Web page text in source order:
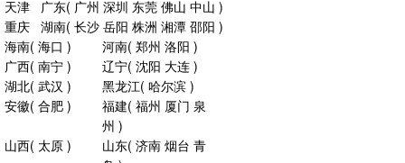
天津
广东( 广州 深圳 东莞 佛山 中山 )
重庆 湖南( 长沙 岳阳 株洲 湘潭 邵阳 )
海南( 海口 ) 河南( 郑州 洛阳 )
广西( 南宁 ) 辽宁( 沈阳 大连 )
湖北( 武汉 ) 黑龙江( 哈尔滨 )
安徽( 合肥 ) 福建( 福州 厦门 泉
州 )
山西( 太原 ) 山东( 济南 烟台 青